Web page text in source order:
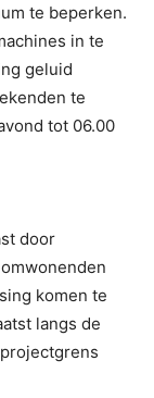
te beperken.
in te
geluid
te
tot 06.00
door
komen te
langs de